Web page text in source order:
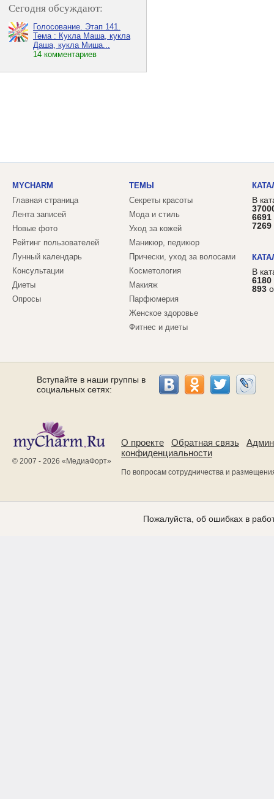
Сегодня обсуждают:
Голосование. Этап 141.
Тема : Кукла Маша, кукла
Даша, кукла Миша...
14 комментариев
MYCHARM
Главная страница
Лента записей
Новые фото
Рейтинг пользователей
Лунный календарь
Консультации
Диеты
Опросы
ТЕМЫ
Секреты красоты
Мода и стиль
Уход за кожей
Маникюр, педикюр
Прически, уход за волосами
Косметология
Макияж
Парфюмерия
Женское здоровье
Фитнес и диеты
В
6691
7269
В
6180
893
Вступайте в наши группы в
социальных сетях:
© 2007 - 2026 « МедиаФорт»
О проекте Обратная связь
конфиденциальности
По вопросам сотрудничества и
Пожалуйста, об ошибках в